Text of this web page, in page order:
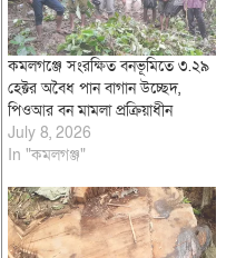
কমলগঞ্জে সংরক্ষিত বনভূমিতে ৩.২৯
হেক্টর অবৈধ পান বাগান উচ্ছেদ,
পিওআর বন মামলা প্রক্রিয়াধীন
July 8, 2026
In "কমলগঞ্জ"